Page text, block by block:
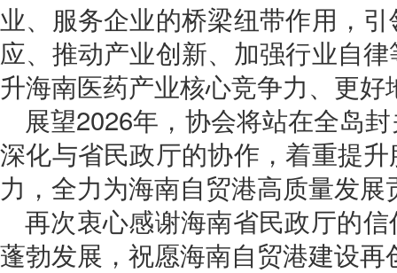
业、服务企业的桥梁纽带作用，
应、推动产业创新、加强行业自
升海南医药产业核心竞争力、更
展望2026年，协会将站在全岛
深化与省民政厅的协作，着重提
力，全力为海南自贸港高质量发
再次衷心感谢海南省民政厅的
蓬勃发展，祝愿海南自贸港建设再